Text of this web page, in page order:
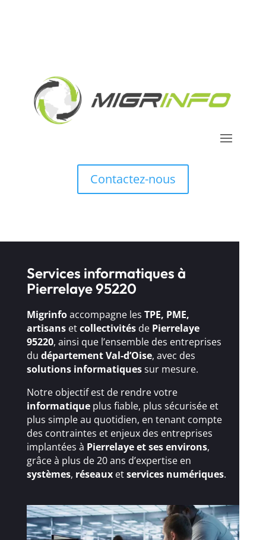
Contactez-nous
Services informatiques à
Pierrelaye 95220
Migrinfoaccompagne les TPE, PME,
artisansetcollectivitésde Pierrelaye
95220, ainsi que l’ensemble des entreprises
du département Val-d’Oise, avec des
solutions informatiquessur mesure.
Notre objectif est de rendre votre
informatiqueplus fiable, plus sécurisée et
plus simple au quotidien, en tenant compte
des contraintes et enjeux des entreprises
implantées à Pierrelaye et ses environs,
grâce à plus de 20 ans d’expertise en
systèmes, réseauxetservices numériques.